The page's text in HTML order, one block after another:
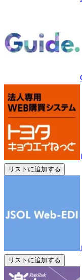
リストに追加する
リストに追加する